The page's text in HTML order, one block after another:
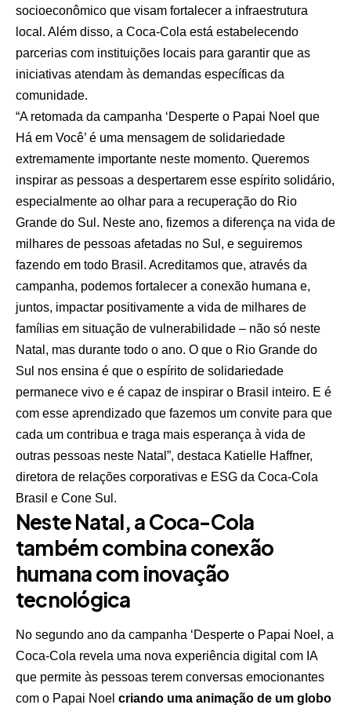
socioeconômico que visam fortalecer a infraestrutura
local. Além disso, a Coca-Cola está estabelecendo
parcerias com instituições locais para garantir que as
iniciativas atendam às demandas específicas da
comunidade.
“A retomada da campanha ‘Desperte o Papai Noel que
Há em Você’ é uma mensagem de solidariedade
extremamente importante neste momento. Queremos
inspirar as pessoas a despertarem esse espírito solidário,
especialmente ao olhar para a recuperação do Rio
Grande do Sul. Neste ano, fizemos a diferença na vida de
milhares de pessoas afetadas no Sul, e seguiremos
fazendo em todo Brasil. Acreditamos que, através da
campanha, podemos fortalecer a conexão humana e,
juntos, impactar positivamente a vida de milhares de
famílias em situação de vulnerabilidade – não só neste
Natal, mas durante todo o ano. O que o Rio Grande do
Sul nos ensina é que o espírito de solidariedade
permanece vivo e é capaz de inspirar o Brasil inteiro. E é
com esse aprendizado que fazemos um convite para que
cada um contribua e traga mais esperança à vida de
outras pessoas neste Natal”, destaca Katielle Haffner,
diretora de relações corporativas e ESG da Coca-Cola
Brasil e Cone Sul.
Neste Natal, a Coca-Cola
também combina conexão
humana com inovação
tecnológica
No segundo ano da campanha ‘Desperte o Papai Noel, a
Coca-Cola revela uma nova experiência digital com IA
que permite às pessoas terem conversas emocionantes
com o Papai Noel criando uma animação de um globo